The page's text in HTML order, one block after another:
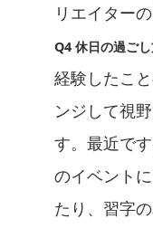
リエイター
Q4 休日の過ご
経験したこ
ンジして視
す。最近で
のイベント
たり、習字